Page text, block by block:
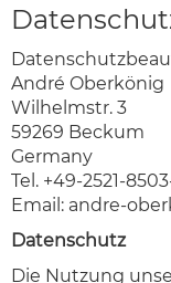
André Oberkönig
Wilhelmstr. 3
59269 Beckum
Germany
Tel. +49-2521-
Email: andre-
Datenschutz
Die Nutzung